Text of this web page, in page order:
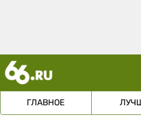
ГЛАВНОЕ